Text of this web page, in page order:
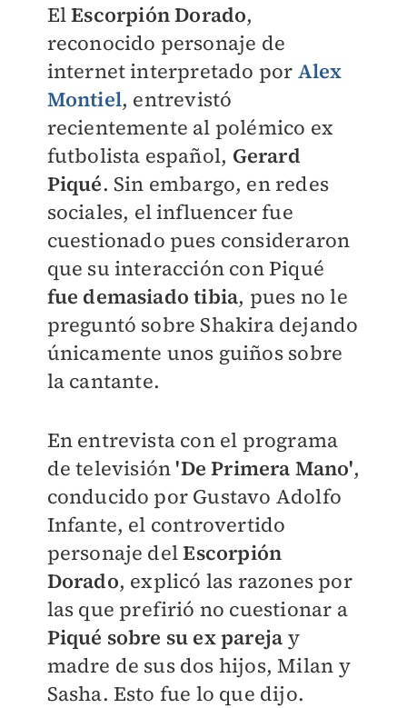
ElEscorpión Dorado,
reconocido personaje de
internet interpretado por Alex
Montiel, entrevistó
recientemente al polémico ex
futbolista español, Gerard
Piqué. Sin embargo, en redes
sociales, el influencer fue
cuestionado pues consideraron
que su interacción con Piqué
fue demasiado tibia, pues no le
preguntó sobre Shakira dejando
únicamente unos guiños sobre
la cantante.
En entrevista con el programa
de televisión'De Primera Mano',
conducido por Gustavo Adolfo
Infante, el controvertido
personaje delEscorpión
Dorado, explicó las razones por
las que prefirió no cuestionar a
Piqué sobre su ex pareja y
madre de sus dos hijos, Milan y
Sasha. Esto fue lo que dijo.